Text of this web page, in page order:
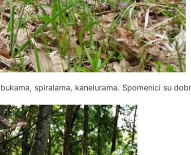
spiralama, kanelurama. Spomenici su